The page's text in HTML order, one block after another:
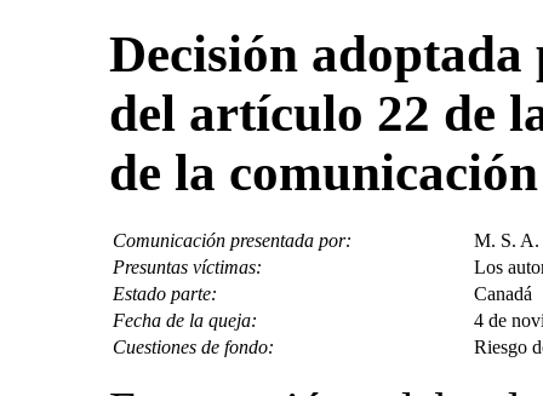
Decisión
del artículo 22 de
de la
Comunicación presentada por:
M. S.
Presuntas víctimas:
Los
Estado parte:
Canadá
Fecha de la queja:
4 de
Cuestiones de fondo:
Riesgo